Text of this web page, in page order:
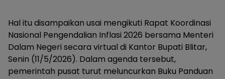
Hal itu disampaikan usai mengikuti Rapat Koordinasi
Nasional Pengendalian Inflasi 2026 bersama Menteri
Dalam Negeri secara virtual di Kantor Bupati Blitar,
Senin (11/5/2026). Dalam agenda tersebut,
pemerintah pusat turut meluncurkan Buku Panduan